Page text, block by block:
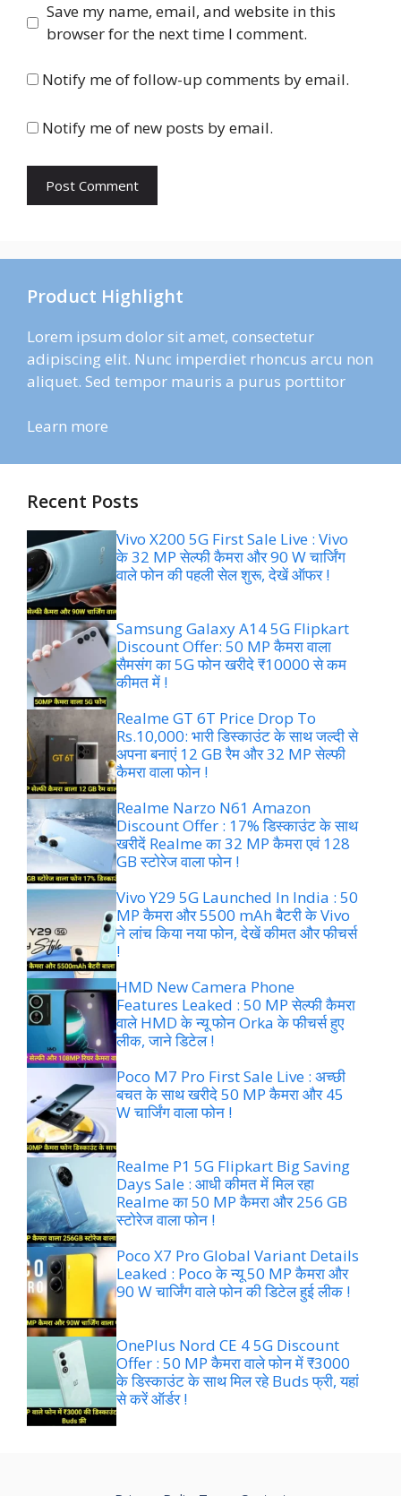
Save my name, email, and website in this
browser for the next time I comment.
Notify me of follow-up comments by email.
Notify me of new posts by email.
Product Highlight
Lorem ipsum dolor sit amet, consectetur
adipiscing elit. Nunc imperdiet rhoncus arcu non
aliquet. Sed tempor mauris a purus porttitor
Learn more
Recent Posts
Vivo X200 5G First Sale Live : Vivo
के 32 MP सेल्फी कैमरा और 90 W चार्जिंग
वाले फोन की पहली सेल शुरू, देखें ऑफर !
Samsung Galaxy A14 5G Flipkart
Discount Offer: 50 MP कैमरा वाला
सैमसंग का 5G फोन खरीदे ₹10000 से कम
कीमत में !
Realme GT 6T Price Drop To
Rs.10,000: भारी डिस्काउंट के साथ जल्दी से
अपना बनाएं 12 GB रैम और 32 MP सेल्फी
कैमरा वाला फोन !
Realme Narzo N61 Amazon
Discount Offer : 17% डिस्काउंट के साथ
खरीदें Realme का 32 MP कैमरा एवं 128
GB स्टोरेज वाला फोन !
Vivo Y29 5G Launched In India : 50
MP कैमरा और 5500 mAh बैटरी के Vivo
ने लांच किया नया फोन, देखें कीमत और फीचर्स
!
HMD New Camera Phone
Features Leaked : 50 MP सेल्फी कैमरा
वाले HMD के न्यू फोन Orka के फीचर्स हुए
लीक, जाने डिटेल !
Poco M7 Pro First Sale Live : अच्छी
बचत के साथ खरीदे 50 MP कैमरा और 45
W चार्जिंग वाला फोन !
Realme P1 5G Flipkart Big Saving
Days Sale : आधी कीमत में मिल रहा
Realme का 50 MP कैमरा और 256 GB
स्टोरेज वाला फोन !
Poco X7 Pro Global Variant Details
Leaked : Poco के न्यू 50 MP कैमरा और
90 W चार्जिंग वाले फोन की डिटेल हुई लीक !
OnePlus Nord CE 4 5G Discount
Offer : 50 MP कैमरा वाले फोन में ₹3000
के डिस्काउंट के साथ मिल रहे Buds फ्री, यहां
से करें ऑर्डर !